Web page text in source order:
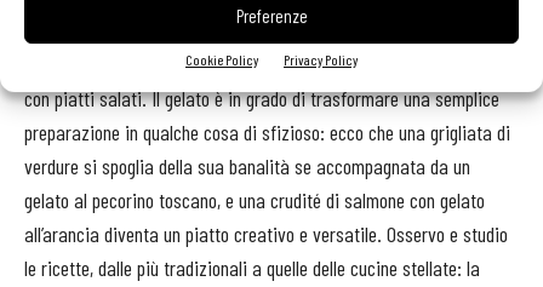
Preferenze
Cookie Policy Privacy Policy
interesse verso la ristorazione di livello mi ha però sempre più
indirizzato verso la creazione di gusti che bene si possano sposare
con piatti salati. Il gelato è in grado di trasformare una semplice
preparazione in qualche cosa di sfizioso: ecco che una grigliata di
verdure si spoglia della sua banalità se accompagnata da un
gelato al pecorino toscano, e una crudité di salmone con gelato
all’arancia diventa un piatto creativo e versatile. Osservo e studio
le ricette, dalle più tradizionali a quelle delle cucine stellate: la